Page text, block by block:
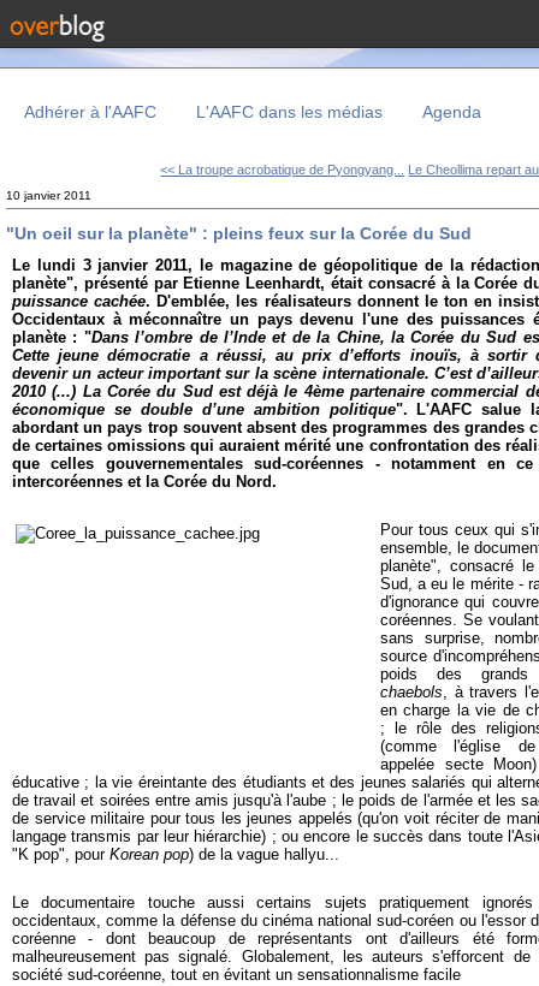
Adhérer à l'AAFC L'AAFC dans les médias Agenda
<< La troupe acrobatique de Pyongyang... Le Cheollima repart
10 janvier 2011
"Un oeil sur la planète" : pleins feux sur la Corée du Sud
Le lundi 3 janvier 2011, le magazine de géopolitique de la
planète", présenté par Etienne Leenhardt, était consacré à la Corée
puissance cachée. D'emblée, les réalisateurs donnent le ton en
Occidentaux à méconnaître un pays devenu l'une des puissances
planète : "Dans l’ombre de l’Inde et de la Chine, la Corée du Sud
Cette jeune démocratie a réussi, au prix d’efforts inouïs, à sortir
devenir un acteur important sur la scène internationale. C’est
2010 (...) La Corée du Sud est déjà le 4ème partenaire commercial
économique se double d’une ambition politique". L'AAFC salue
abordant un pays trop souvent absent des programmes des grandes
de certaines omissions qui auraient mérité une confrontation des
que celles gouvernementales sud-coréennes - notamment en
intercoréennes et la Corée du Nord.
Pour tous ceux qui
ensemble, le
planète", consacré
Sud, a eu le mérite -
d'ignorance qui
coréennes. Se
sans surprise,
source
poids des grands
chaebols, à travers
en charge la vie de
; le rôle des
(comme l'église de
appelée secte
éducative ; la vie éreintante des étudiants et des jeunes salariés qui
de travail et soirées entre amis jusqu'à l'aube ; le poids de l'armée et les
de service militaire pour tous les jeunes appelés (qu'on voit réciter de
langage transmis par leur hiérarchie) ; ou encore le succès dans toute
"K pop", pour Korean pop) de la vague hallyu...
Le documentaire touche aussi certains sujets pratiquement
occidentaux, comme la défense du cinéma national sud-coréen ou l'essor
coréenne - dont beaucoup de représentants ont d'ailleurs été
malheureusement pas signalé. Globalement, les auteurs s'efforcent
société sud-coréenne, tout en évitant un sensationnalisme facile